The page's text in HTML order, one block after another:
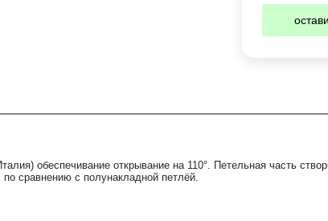
обеспечивание открывание на 110°. Петельная часть
сравнению с полунакладной петлёй.